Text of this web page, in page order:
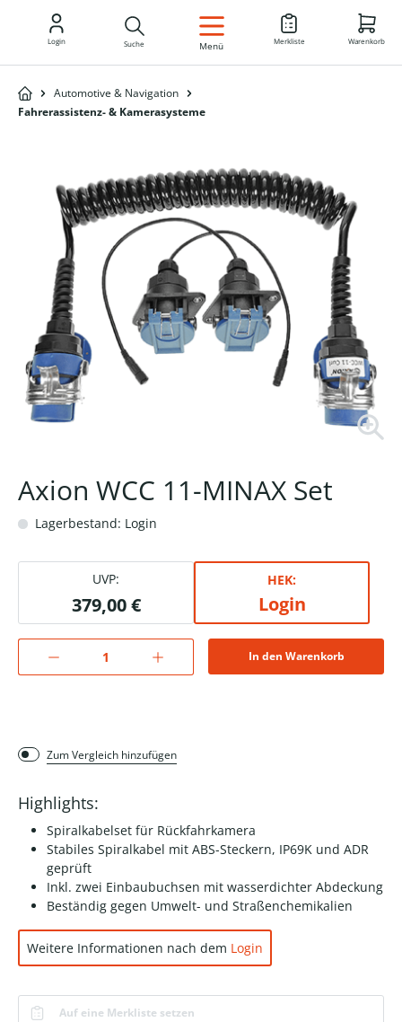
DE
Login Suche Menü Merkliste Warenkorb
Automotive & Navigation
Fahrerassistenz- & Kamerasysteme
Axion WCC 11-MINAX Set
Lagerbestand: Login
UVP:
379,00 €
HEK:
Login
In den Warenkorb
Zum Vergleich hinzufügen
Highlights:
Spiralkabelset für Rückfahrkamera
Stabiles Spiralkabel mit ABS-Steckern, IP69K und ADR
geprüft
Inkl. zwei Einbaubuchsen mit wasserdichter Abdeckung
Beständig gegen Umwelt- und Straßenchemikalien
Weitere Informationen nach dem Login
Auf eine Merkliste setzen